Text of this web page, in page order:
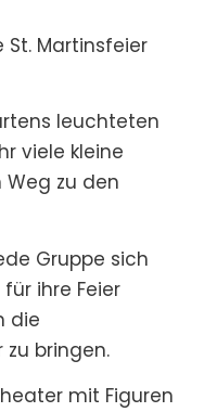
St. Martinsfeier
leuchteten
viele kleine
Weg zu den
Gruppe sich
ihre Feier
die
bringen.
mit Figuren